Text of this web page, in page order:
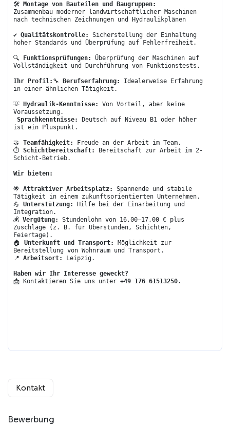
🛠️
Montage von Bauteilen und Baugruppen:
Zusammenbau moderner landwirtschaftlicher Maschinen
nach technischen Zeichnungen und Hydraulikplänen
✔️ Qualitätskontrolle:
Sicherstellung der Einhaltung
hoher Standards und Überprüfung auf Fehlerfreiheit.
🔍 Funktionsprüfungen:
Überprüfung der Maschinen auf
Vollständigkeit und Durchführung von Funktionstests.
Ihr Profil: 🔧 Berufserfahrung:
Idealerweise Erfahrung
in einer ähnlichen Tätigkeit.
💡 Hydraulik-Kenntnisse:
Von Vorteil, aber keine
Voraussetzung.
Sprachkenntnisse:
Deutsch auf Niveau B1 oder höher
ist ein Pluspunkt.
🤝 Teamfähigkeit:
Freude an der Arbeit im Team.
⏱️ Schichtbereitschaft:
Bereitschaft zur Arbeit im 2-
Schicht-Betrieb.
Wir bieten:
🌟 Attraktiver Arbeitsplatz:
Spannende und stabile
Tätigkeit in einem zukunftsorientierten Unternehmen.
💪 Unterstützung:
Hilfe bei der Einarbeitung und
Integration.
💰 Vergütung:
Stundenlohn von 16,00–17,00 € plus
Zuschläge (z. B. für Überstunden, Schichten,
Feiertage).
🏠 Unterkunft und Transport:
Möglichkeit zur
Bereitstellung von Wohnraum und Transport.
📍 Arbeitsort: Leipzig.
Haben wir Ihr Interesse geweckt?
📩 Kontaktieren Sie uns unter +49 176 61513250.
Kontakt
Bewerbung